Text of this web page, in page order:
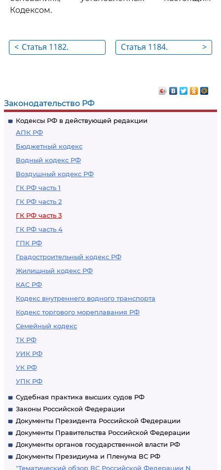
Законодательство РФ
Кодексы РФ в действующей редакции
АПК РФ
Бюджетный кодекс
Водный кодекс РФ
Воздушный кодекс РФ
ГК РФ часть 1
ГК РФ часть 2
ГК РФ часть 3
ГК РФ часть 4
ГПК РФ
Градостроительный кодекс РФ
Жилищный кодекс РФ
КАС РФ
Кодекс внутреннего водного транспорта
Кодекс торгового мореплавания РФ
Семейный кодекс
ТК РФ
УИК РФ
УК РФ
УПК РФ
Судебная практика высших судов РФ
Законы Российской Федерации
Документы Президента Российской Федерации
Документы Правительства Российской Федерации
Документы органов государственной власти РФ
Документы Президиума и Пленума ВС РФ
"Тематический обзор ВС Российской Федерации N
Кодексом.
< Статья 1182.
>
Статья 1184.
предоставленного
наследодателю
государством или
муниципальным